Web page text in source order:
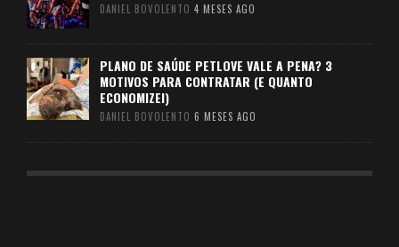
DANIEL BOVOLENTO 4 MESES AGO
PLANO DE SAÚDE PETLOVE VALE A PENA? 3
MOTIVOS PARA CONTRATAR (E QUANTO
ECONOMIZEI)
DANIEL BOVOLENTO 6 MESES AGO